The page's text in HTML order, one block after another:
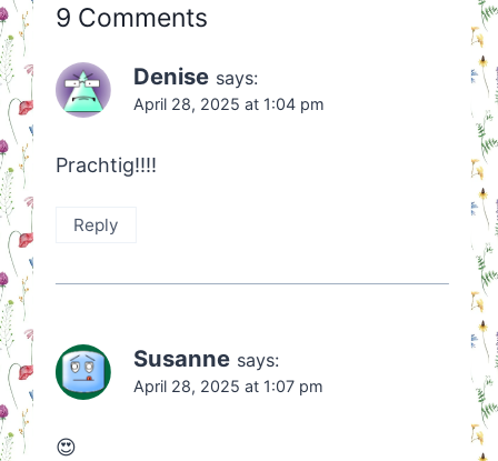
9 Comments
Denise says:
April 28, 2025 at 1:04 pm
Prachtig!!!!
Reply
Susanne says:
April 28, 2025 at 1:07 pm
😍